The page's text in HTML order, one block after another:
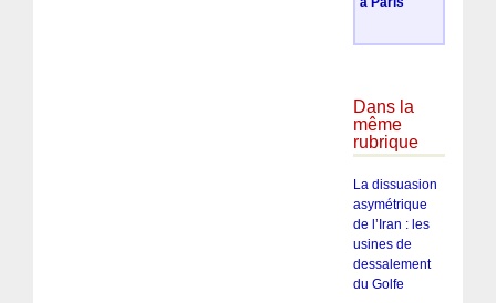
Dans la
même
rubrique
La dissuasion
asymétrique
de l’Iran : les
usines de
dessalement
du Golfe